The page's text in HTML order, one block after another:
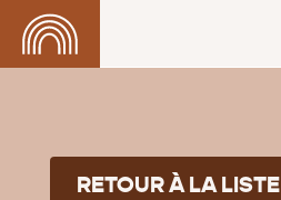
RETOUR À LA LISTE